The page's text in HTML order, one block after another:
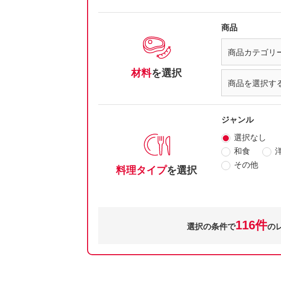
材料を選択
商品
料理タイプを選択
ジャンル
選択なし
和食
その他
選択の条件で116件の